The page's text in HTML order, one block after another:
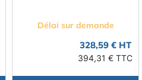
Délai sur demande
328,59 € HT
394,31 € TTC